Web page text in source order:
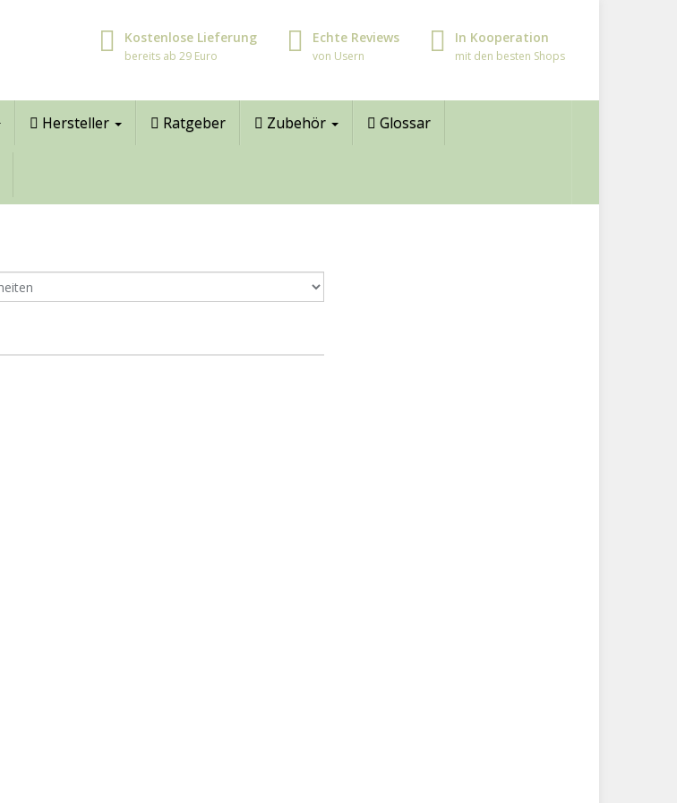
Kostenlose Lieferung
bereits ab 29 Euro
Echte Reviews
von Usern
In Kooperation
mit den besten Shops
Hersteller Ratgeber Zubehör Glossar